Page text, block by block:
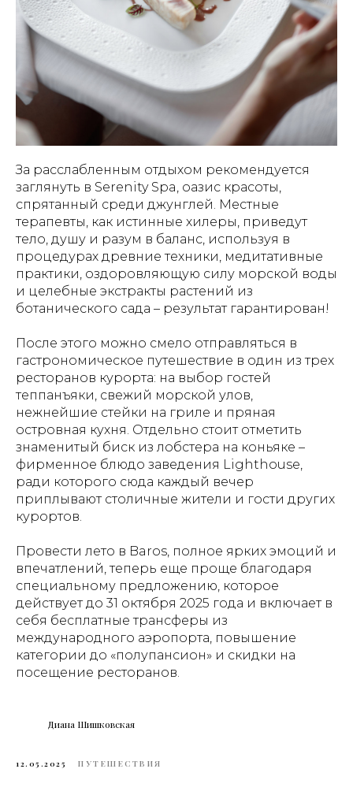
За расслабленным отдыхом рекомендуется
заглянуть в Serenity Spa, оазис красоты,
спрятанный среди джунглей. Местные
терапевты, как истинные хилеры, приведут
тело, душу и разум в баланс, используя в
процедурах древние техники, медитативные
практики, оздоровляющую силу морской воды
и целебные экстракты растений из
ботанического сада – результат гарантирован!
После этого можно смело отправляться в
гастрономическое путешествие в один из трех
ресторанов курорта: на выбор гостей
теппанъяки, свежий морской улов,
нежнейшие стейки на гриле и пряная
островная кухня. Отдельно стоит отметить
знаменитый биск из лобстера на коньяке –
фирменное блюдо заведения Lighthouse,
ради которого сюда каждый вечер
приплывают столичные жители и гости других
курортов.
Провести лето в Baros, полное ярких эмоций и
впечатлений, теперь еще проще благодаря
специальному предложению, которое
действует до 31 октября 2025 года и включает в
себя бесплатные трансферы из
международного аэропорта, повышение
категории до «полупансион» и скидки на
посещение ресторанов.
Диана Шишковская
12.05.2025 ПУТЕШЕСТВИЯ